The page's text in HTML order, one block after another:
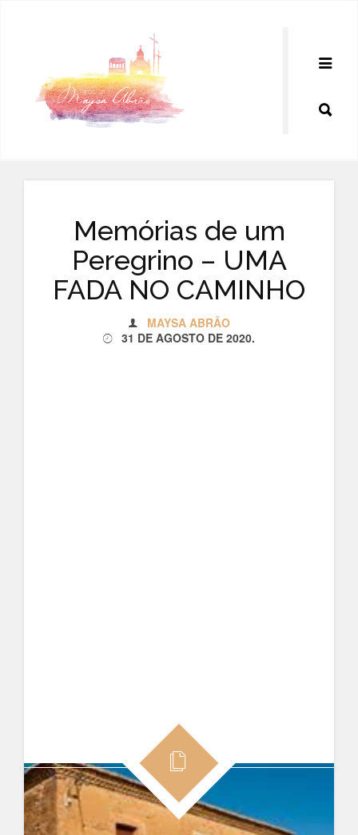
Memórias de um
Peregrino – UMA
FADA NO CAMINHO
MAYSA ABRÃO
31 DE AGOSTO DE 2020.